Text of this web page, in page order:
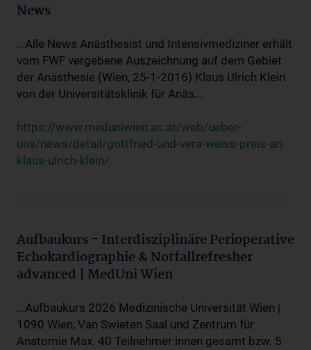
News
...Alle News Anästhesist und Intensivmediziner erhält
vom FWF vergebene Auszeichnung auf dem Gebiet
der Anästhesie (Wien, 25-1-2016) Klaus Ulrich Klein
von der Universitätsklinik für Anäs...
https://www.meduniwien.ac.at/web/ueber-
uns/news/detail/gottfried-und-vera-weiss-preis-an-
klaus-ulrich-klein/
Aufbaukurs - Interdisziplinäre Perioperative
Echokardiographie & Notfallrefresher
advanced | MedUni Wien
...Aufbaukurs 2026 Medizinische Universität Wien |
1090 Wien, Van Swieten Saal und Zentrum für
Anatomie Max. 40 Teilnehmer:innen gesamt bzw. 5